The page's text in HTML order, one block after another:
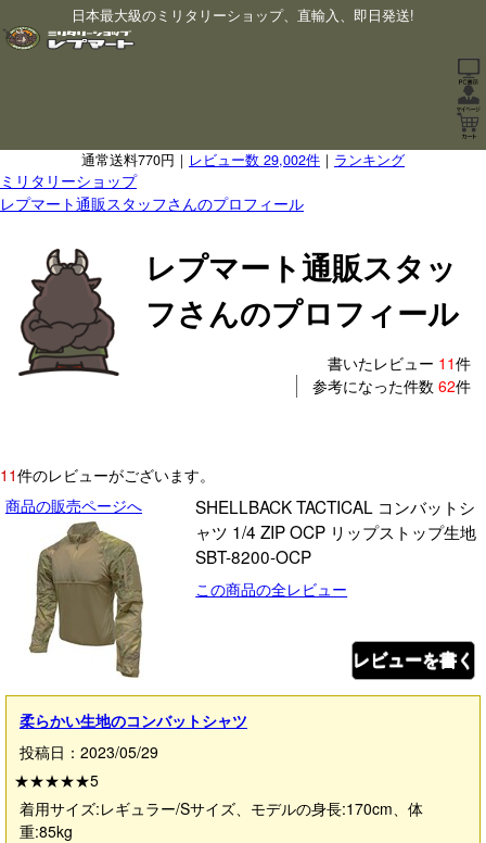
日本最大級のミリタリーショップ、直輸入、即日発送!
通常送料770円｜ レビュー数 29,002件 ｜ ランキング
ミリタリーショップ
レプマート通販スタッフさんのプロフィール
レプマート通販スタッ
フさんのプロフィール
書いたレビュー 11件
参考になった件数 62件
11件のレビューがございます。
商品の販売ページへ
SHELLBACK TACTICAL コンバットシ
ャツ 1/4 ZIP OCP リップストップ生地
SBT-8200-OCP
この商品の全レビュー
レビューを書く
柔らかい生地のコンバットシャツ
投稿日：2023/05/29
★★★★★5
着用サイズ:レギュラー/Sサイズ、モデルの身長:170cm、体
重:85kg